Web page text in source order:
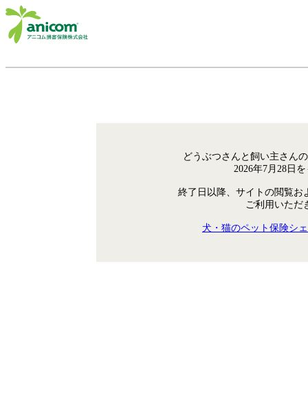
どうぶつさんと飼い主さん
2026年7月28日
終了日以降、サイトの閲覧お
ご利用いただ
犬・猫のペット保険シ